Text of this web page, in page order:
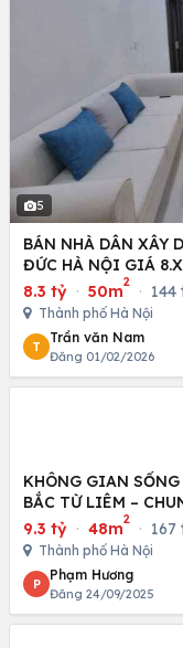
5
BÁN NHÀ DÂN XÂY
ĐỨC HÀ NỘI GIÁ
8.3 tỷ · 50m
2
·
Thành phố Hà Nội
T
Trần văn Nam
Đăng 01/02/2026
KHÔNG GIAN
BẮC TỪ LIÊM –
TÔ
9.3 tỷ · 48m
2
·
Thành phố Hà Nội
P
Phạm Hương
Đăng 24/09/2025